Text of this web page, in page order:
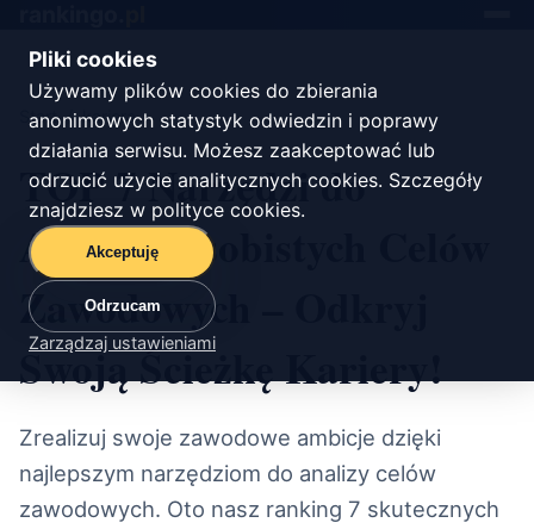
Pliki cookies
Używamy plików cookies do zbierania
anonimowych statystyk odwiedzin i poprawy
działania serwisu. Możesz zaakceptować lub
odrzucić użycie analitycznych cookies. Szczegóły
znajdziesz w polityce cookies.
Akceptuję
Odrzucam
Zarządzaj ustawieniami
Start/kariera
TOP 7 Narzędzi do
Analizy Osobistych Celów
Zawodowych – Odkryj
Swoją Ścieżkę Kariery!
Zrealizuj swoje zawodowe ambicje dzięki
najlepszym narzędziom do analizy celów
zawodowych. Oto nasz ranking 7 skutecznych